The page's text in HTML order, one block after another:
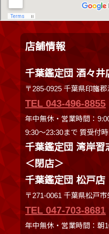
店舗情報
千葉鑑定団 酒々井
〒285-0925 千葉県印旛
TEL 043-496-8855
年中無休・営業時間：
9:30〜23:30まで 質受付
千葉鑑定団 湾岸習
＜閉店＞
千葉鑑定団 松戸店
〒271-0061 千葉県松戸
TEL 047-703-8681
年中無休・営業時間：朝